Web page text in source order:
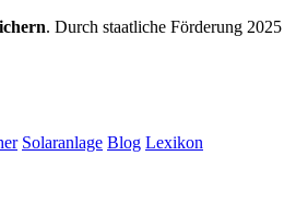
. Durch staatliche Förderung 2025
Solaranlage Blog Lexikon